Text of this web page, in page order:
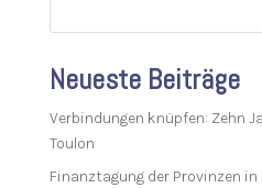
Neueste Beiträge
Verbindungen knüpfen: Zehn
Toulon
Finanztagung der Provinzen in